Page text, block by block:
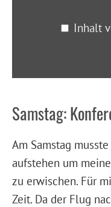
Inhalt
Samstag:
Am Samstag
aufstehen um
zu erwischen. Für
Zeit. Da der Flug